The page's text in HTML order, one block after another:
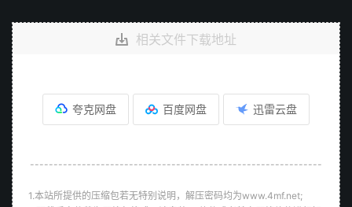
相关文件下载地址
夸克网盘 百度网盘 迅雷云盘
--------------------------------------------------------------
1.本站所提供的压缩包若无特别说明，解压密码均为www.4mf.net;